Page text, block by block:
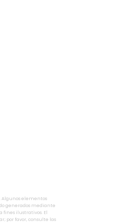
Algunos elementos
generados mediante
ilustrativos. El
por favor, consulte las